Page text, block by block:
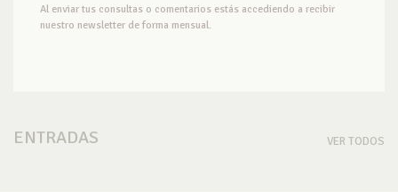
Al enviar tus consultas o comentarios estás accediendo a recibir
nuestro newsletter de forma mensual.
ENTRADAS VER TODOS